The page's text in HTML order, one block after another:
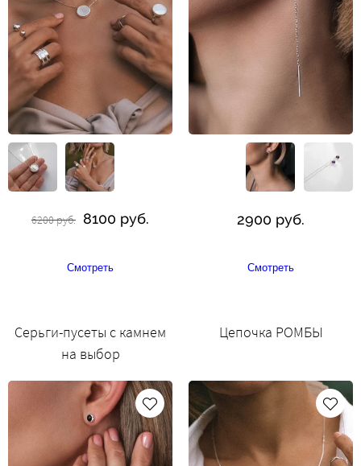
6200 руб. 8100 руб.
Смотреть
2900 руб.
Смотреть
Серьги-пусеты с камнем
на выбор
Цепочка РОМБЫ